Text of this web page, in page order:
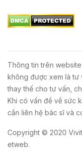
Thông tin trên
không được xem là tư
thay thế cho tư vấn,
Khi có vấn đề về sức
cần liên hệ bác sĩ và
Copyright © 2020
etweb.